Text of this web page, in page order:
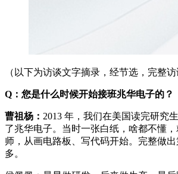
（以下为访谈文字摘录，经节选，完整访
Q：您是什么时候开始接班兆华电子的？
曹祖杨： 2013 年，我们在美国读完研究
了兆华电子。当时一张白纸，啥都不懂
师，从画电路板、写代码开始。完整做
多。